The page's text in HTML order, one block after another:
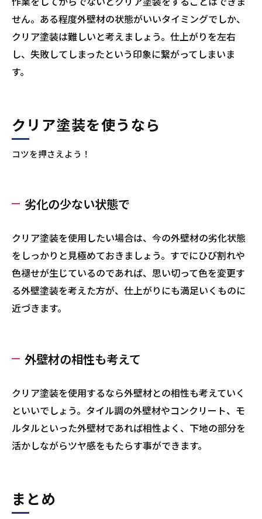
せん。ある程度外壁材の状態がいいタイミングでしか、
クリア塗装は難しいと考えましょう。仕上がりを左右
し、失敗してしまったという印象に繋がってしまいま
す。
クリア塗装を使うなら
コツを押さえよう！
劣化の少ない状態で
クリア塗装を使用したい場合は、今の外壁材の劣化状態
をしっかりと見極めておきましょう。すでにひび割れや
色褪せが生じているのであれば、思い切って色を変更す
る外壁塗装を考えた方が、仕上がりにも満足いくものに
近づきます。
外壁材の相性も考えて
クリア塗装を使用するなら外壁材との相性も考えていく
といいでしょう。タイル調の外壁材やコンクリート、モ
ルタルといった外壁材であれば相性よく、下地の部分を
活かしながらツヤ感をもたらす事ができます。
まとめ